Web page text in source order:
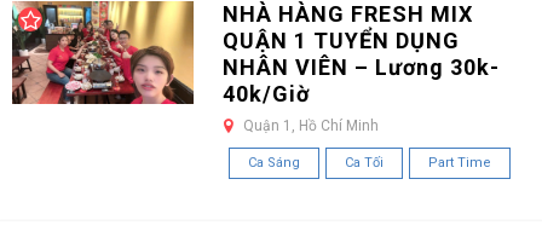
NHÀ HÀNG FRESH MIX
QUẬN 1 TUYỂN DỤNG
NHÂN VIÊN – Lương 30k-
40k/Giờ
Quận 1, Hồ Chí Minh
Ca Sáng Ca Tối Part Time